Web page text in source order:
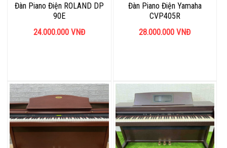
Đàn Piano Điện ROLAND DP
90E
24.000.000 VNĐ
Đàn Piano Điện Yamaha
CVP405R
28.000.000 VNĐ